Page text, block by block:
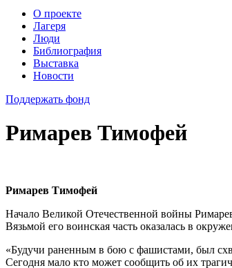
О проекте
Лагеря
Люди
Библиография
Выставка
Новости
Поддержать фонд
Римарев Тимофей
Римарев Тимофей
Начало Великой Отечественной войны
Вязьмой его воинская часть оказалась в
«Будучи раненным в бою с фашистами, был
Сегодня мало кто может сообщить об их